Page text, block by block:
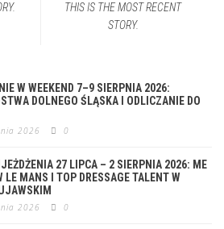
THIS IS THE MOST RECENT
STORY.
W WEEKEND 7–9 SIERPNIA 2026:
DOLNEGO ŚLĄSKA I ODLICZANIE DO
2026 0
27 LIPCA – 2 SIERPNIA 2026: ME
LE MANS I TOP DRESSAGE TALENT W
2026 0